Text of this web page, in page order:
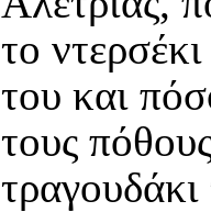
το
του και
τους